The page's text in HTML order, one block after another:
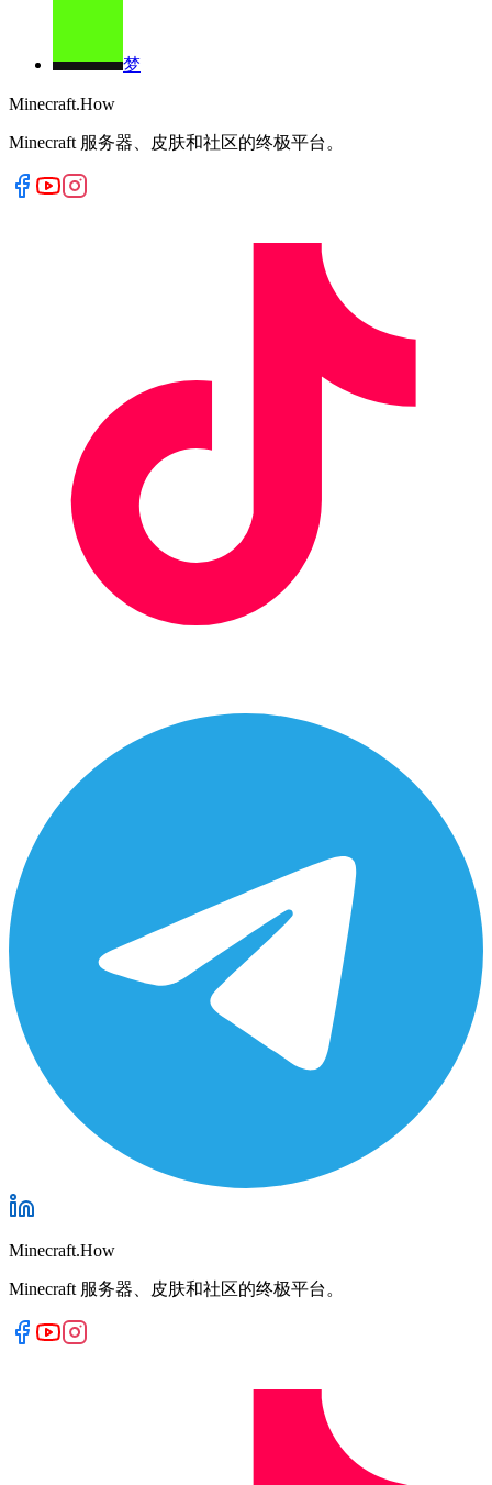
梦
Minecraft.How
Minecraft 服务器、皮肤和社区的终极平台。
Minecraft.How
Minecraft 服务器、皮肤和社区的终极平台。